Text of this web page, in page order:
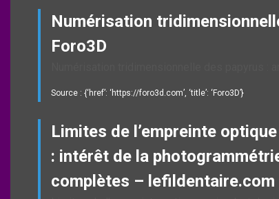
Numérisation
Foro3D
Source : {‘href’: ‘https://foro3d.com’, ‘title’: ‘Foro3D’}
Limites de l’empreinte
: intérêt de la
complètes – lefildentaire.com